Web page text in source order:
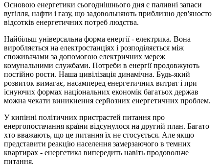
Основою енергетики сьогоднішнього дня є паливні запаси
вугілля, нафти і газу, що задовольняють приблизно дев'яносто
відсотків енергетичних потреб людства.
Найбільш універсальна форма енергії - електрика. Вона
виробляється на електростанціях і розподіляється між
споживачами за допомогою електричних мереж
комунальними службами. Потреби в енергії продовжують
постійно рости. Наша цивілізація динамічна. Будь-який
розвиток вимагає, насамперед енергетичних витрат і при
існуючих формах національних економік багатьох держав
можна чекати виникнення серйозних енергетичних проблем.
У кипінні політичних пристрастей питання про
енергопостачання країни відсунулося на другий план. Багато
хто вважають, що це питання їх не стосується. Але якщо
представити реакцію населення замерзаючого в темних
квартирах - енергетика випередить навіть продовольче
питання.